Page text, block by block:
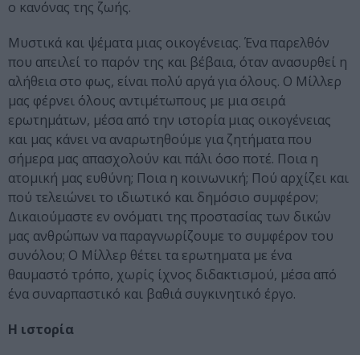
ο κανόνας της ζωής.
Μυστικά και ψέματα μιας οικογένειας. Ένα παρελθόν
που απειλεί το παρόν της και βέβαια, όταν ανασυρθεί η
αλήθεια στο φως, είναι πολύ αργά για όλους. Ο Μίλλερ
μας φέρνει όλους αντιμέτωπους με μια σειρά
ερωτημάτων, μέσα από την ιστορία μιας οικογένειας
και μας κάνει να αναρωτηθούμε για ζητήματα που
σήμερα μας απασχολούν και πάλι όσο ποτέ. Ποια η
ατομική μας ευθύνη; Ποια η κοινωνική; Πού αρχίζει και
πού τελειώνει το ιδιωτικό και δημόσιο συμφέρον;
Δικαιούμαστε εν ονόματι της προστασίας των δικών
μας ανθρώπων να παραγνωρίζουμε το συμφέρον του
συνόλου; Ο Μίλλερ θέτει τα ερωτηματα με ένα
θαυμαστό τρόπο, χωρίς ίχνος διδακτισμού, μέσα από
ένα συναρπαστικό και βαθιά συγκινητικό έργο.
Η ιστορία